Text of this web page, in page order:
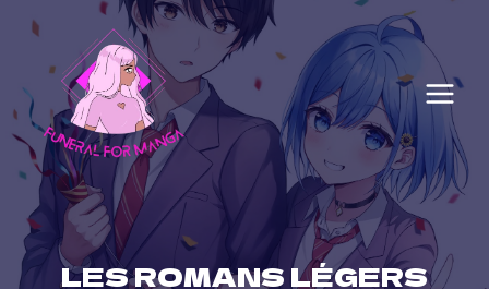
content
LES ROMANS LÉGERS